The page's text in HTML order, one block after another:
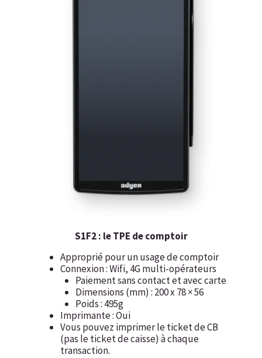
S1F2 : le TPE de comptoir
Approprié pour un usage de comptoir
Connexion : Wifi, 4G multi-opérateurs
Paiement sans contact et avec carte
Dimensions (mm) : 200 x 78 × 56
Poids : 495g
Imprimante : Oui
Vous pouvez imprimer le ticket de CB
(pas le ticket de caisse) à chaque
transaction.